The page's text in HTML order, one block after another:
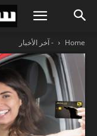
Home - آخر الأخبار